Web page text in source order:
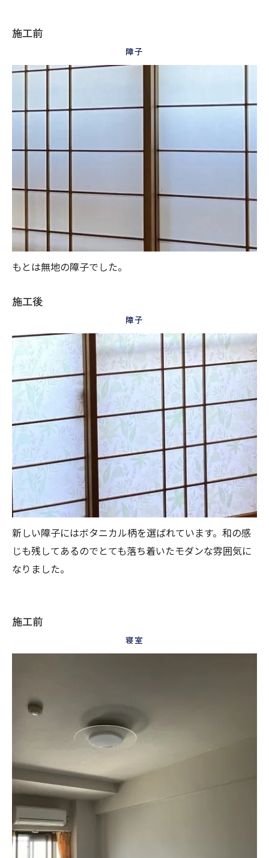
施工前
障子
もとは無地の障子でした。
施工後
障子
新しい障子にはボタニカル柄を選ばれています。和の感
じも残してあるのでとても落ち着いたモダンな雰囲気に
なりました。
施工前
寝室